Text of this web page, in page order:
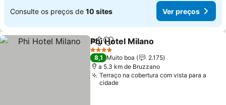
Consulte os preços de 10 sites Ver preços
PartilharAdicionar aos favoritos
Phi Hotel Milano
4 Estrelas
8,1 Muito boa
2.175
a 5.3 km de Bruzzano
Terraço na cobertura com vista para a
cidade